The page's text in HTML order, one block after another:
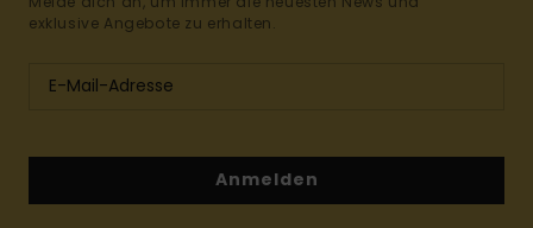
exklusive Angebote zu erhalten.
Anmelden